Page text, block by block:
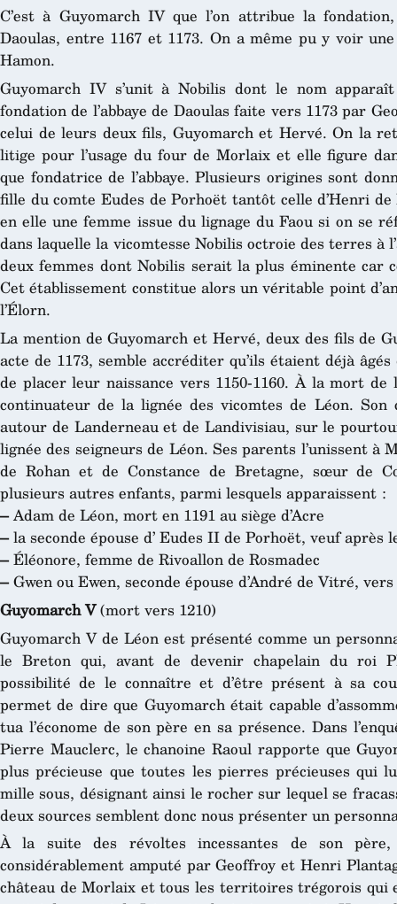
C’est à Guyomarch IV que l’on attribue la
Daoulas, entre 1167 et 1173. On a même pu y voir
Hamon.
Guyomarch IV s’unit à Nobilis dont le nom
fondation de l’abbaye de Daoulas faite vers 1173 par
celui de leurs deux fils, Guyomarch et Hervé. On la
litige pour l’usage du four de Morlaix et elle figure
que fondatrice de l’abbaye. Plusieurs origines sont
fille du comte Eudes de Porhoët tantôt celle d’Henri
en elle une femme issue du lignage du Faou si on se
dans laquelle la vicomtesse Nobilis octroie des terres à
deux femmes dont Nobilis serait la plus éminente car
Cet établissement constitue alors un véritable point
l’Élorn.
La mention de Guyomarch et Hervé, deux des fils de
acte de 1173, semble accréditer qu’ils étaient déjà
de placer leur naissance vers 1150-1160. À la mort
continuateur de la lignée des vicomtes de Léon.
autour de Landerneau et de Landivisiau, sur le
lignée des seigneurs de Léon. Ses parents l’unissent à
de Rohan et de Constance de Bretagne, sœur de
plusieurs autres enfants, parmi lesquels apparaissent :
–Adam de Léon, mort en 1191 au siège d’Acre
–la seconde épouse d’ Eudes II de Porhoët, veuf après
–Éléonore, femme de Rivoallon de Rosmadec
–Gwen ou Ewen, seconde épouse d’André de Vitré, vers
Guyomarch V(mort vers 1210)
Guyomarch V de Léon est présenté comme un
le Breton qui, avant de devenir chapelain du roi
possibilité de le connaître et d’être présent à sa
permet de dire que Guyomarch était capable
tua l’économe de son père en sa présence. Dans
Pierre Mauclerc, le chanoine Raoul rapporte que
plus précieuse que toutes les pierres précieuses qui
mille sous, désignant ainsi le rocher sur lequel se
deux sources semblent donc nous présenter un
À la suite des révoltes incessantes de son
considérablement amputé par Geoffroy et Henri
château de Morlaix et tous les territoires trégorois qui